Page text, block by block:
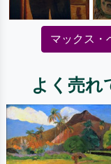
マックス・
よく売れ